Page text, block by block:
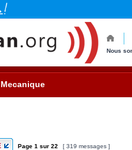
Nous
Mecanique
Page 1 sur 22 [ 319 messages ]